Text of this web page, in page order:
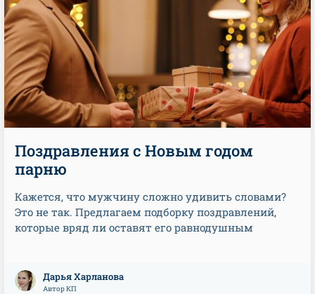
Поздравления с Новым годом
парню
Кажется, что мужчину сложно удивить словами?
Это не так. Предлагаем подборку поздравлений,
которые вряд ли оставят его равнодушным
Дарья Харланова
Автор КП